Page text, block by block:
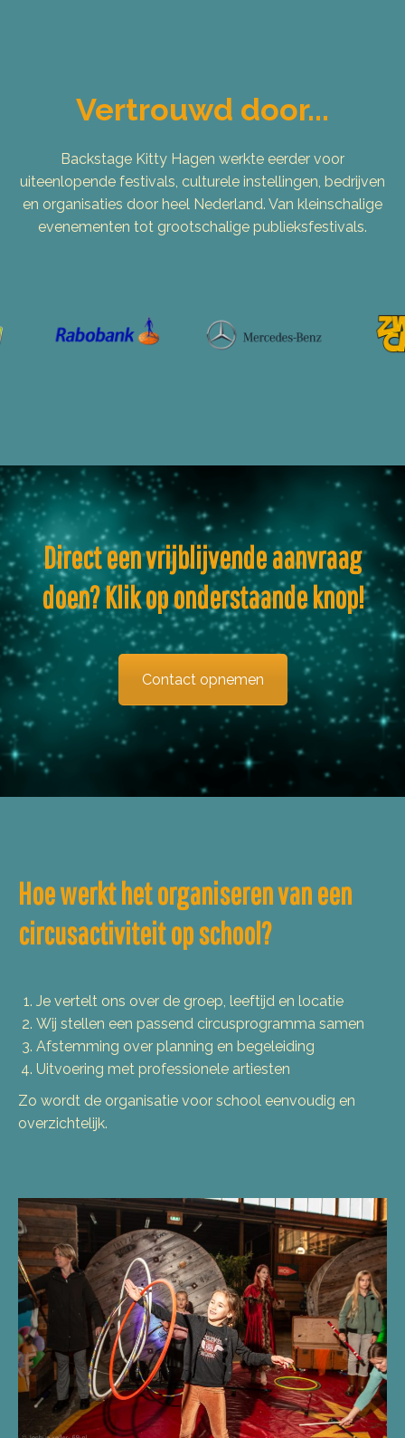
Vertrouwd door...
Backstage Kitty Hagen werkte eerder voor
uiteenlopende festivals, culturele instellingen, bedrijven
en organisaties door heel Nederland. Van kleinschalige
evenementen tot grootschalige publieksfestivals.
Direct een vrijblijvende aanvraag
doen? Klik op onderstaande knop!
Contact opnemen
Hoe werkt het organiseren van een
circusactiviteit op school?
Je vertelt ons over de groep, leeftijd en locatie
Wij stellen een passend circusprogramma samen
Afstemming over planning en begeleiding
Uitvoering met professionele artiesten
Zo wordt de organisatie voor school eenvoudig en
overzichtelijk.